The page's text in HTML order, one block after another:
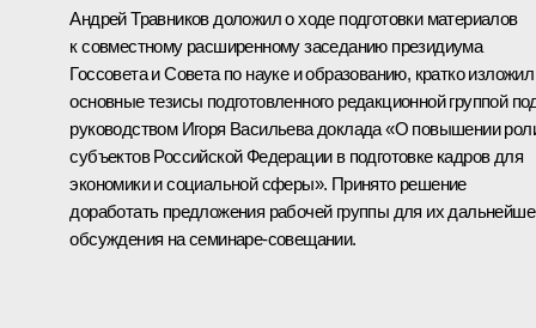
Андрей Травников доложил о ходе подготовки материалов
к совместному расширенному заседанию президиума
Госсовета и Совета по науке и образованию, кратко изложил
основные тезисы подготовленного редакционной группой
руководством Игоря Васильева доклада «О повышении
субъектов Российской Федерации в подготовке кадров для
экономики и социальной сферы». Принято решение
доработать предложения рабочей группы для их
обсуждения на семинаре-совещании.